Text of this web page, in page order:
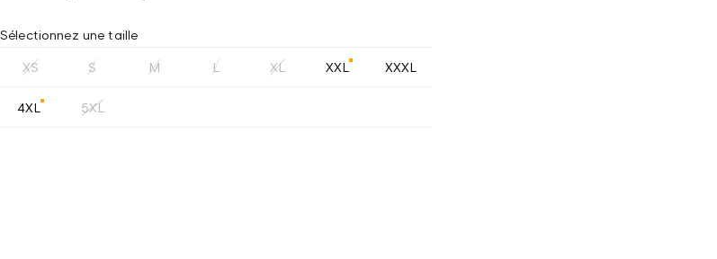
Sélectionnez une taille
XS S M L XL XXL XXXL
4XL 5XL